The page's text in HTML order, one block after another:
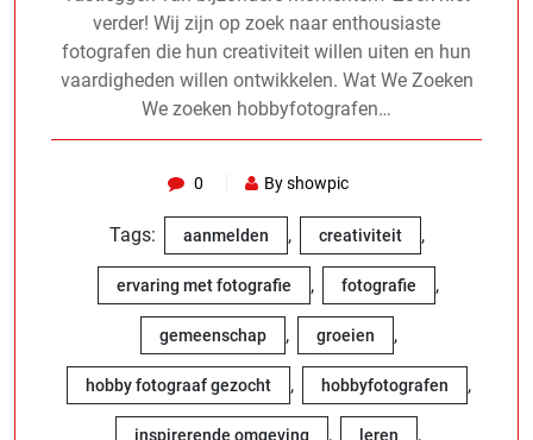
verder! Wij zijn op zoek naar enthousiaste
fotografen die hun creativiteit willen uiten en hun
vaardigheden willen ontwikkelen. Wat We Zoeken
We zoeken hobbyfotografen…
0 By showpic
Tags: aanmelden , creativiteit ,
ervaring met fotografie , fotografie ,
gemeenschap , groeien ,
hobby fotograaf gezocht , hobbyfotografen ,
inspirerende omgeving , leren ,